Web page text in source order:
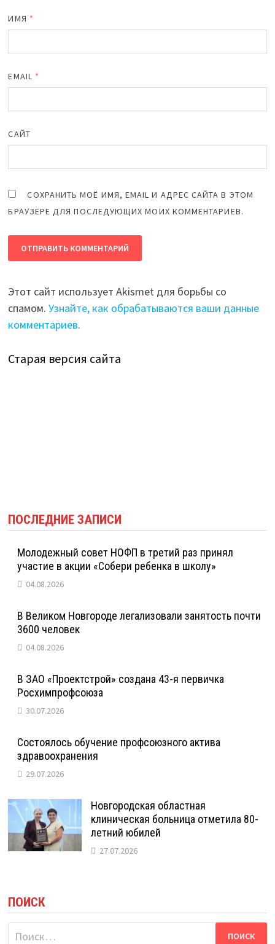
ИМЯ *
EMAIL *
САЙТ
СОХРАНИТЬ МОЁ ИМЯ, EMAIL И АДРЕС САЙТА В ЭТОМ
БРАУЗЕРЕ ДЛЯ ПОСЛЕДУЮЩИХ МОИХ КОММЕНТАРИЕВ.
Этот сайт использует Akismet для борьбы со
спамом.Узнайте, как обрабатываются ваши данные
комментариев.
Старая версия сайта
ПОСЛЕДНИЕ ЗАПИСИ
Молодежный совет НОФП в третий раз принял
участие в акции «Собери ребенка в школу»
04.08.2026
В Великом Новгороде легализовали занятость почти
3600 человек
04.08.2026
В ЗАО «Проектстрой» создана 43-я первичка
Росхимпрофсоюза
30.07.2026
Состоялось обучение профсоюзного актива
здравоохранения
29.07.2026
Новгородская областная
клиническая больница отметила 80-
летний юбилей
27.07.2026
ПОИСК
Найти: